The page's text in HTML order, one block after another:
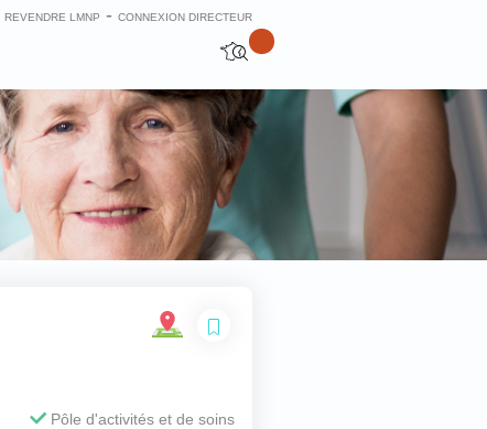
REVENDRE LMNP - CONNEXION DIRECTEUR
Fermer
Pôle d'activités et de soins